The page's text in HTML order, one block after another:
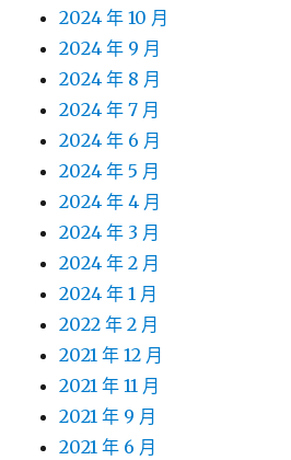
2024 年 10 月
2024 年 9 月
2024 年 8 月
2024 年 7 月
2024 年 6 月
2024 年 5 月
2024 年 4 月
2024 年 3 月
2024 年 2 月
2024 年 1 月
2022 年 2 月
2021 年 12 月
2021 年 11 月
2021 年 9 月
2021 年 6 月